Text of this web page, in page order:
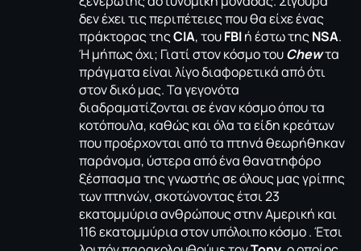
δεν έχει τις περιπέτειες που θα είχε ένας
πράκτορας τηςCIA, τουFBIή έστω τηςNSA.
Ή μήπως όχι; Γιατί στον κόσμο τουChewτα
πράγματα είναι λίγο διαφορετικά από ότι
στον δικό μας. Τα γεγονότα
διαδραματίζονται σε έναν κόσμο όπου τα
κοτόπουλα, καθώς και όλα τα είδη κρεάτων
που προέρχονται από τα πτηνά θεωρήθηκαν
παράνομα, ύστερα από ένα θανατηφόρο
ξέσπασμα της γνωστής σε όλους μας γρίπης
των πτηνών, σκοτώνοντας έτσι 23
εκατομμύρια ανθρώπους στην Αμερική και
116 εκατομμύρια στον υπόλοιπο κόσμο . Έτσι